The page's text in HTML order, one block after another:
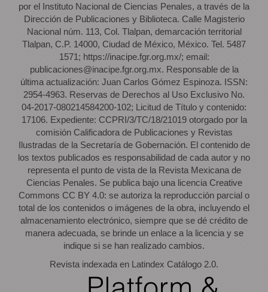
por el Instituto Nacional de Ciencias Penales, a través de la
Dirección de Publicaciones y Biblioteca. Calle Magisterio
Nacional núm. 113, Col. Tlalpan, demarcación territorial
Tlalpan, C.P. 14000, Ciudad de México, México. Tel. 5487
1571; https://inacipe.fgr.org.mx/; email:
publicaciones@inacipe.fgr.org.mx. Responsable de la
última actualización: Juan Carlos Gómez Espinoza. ISSN:
2954-4963. Reservas de Derechos al Uso Exclusivo No.
04-2017-080214584200-102; Licitud de Título y contenido:
17106. Expediente: CCPRI/3/TC/18/21019 otorgado por la
comisión Calificadora de Publicaciones y Revistas
Ilustradas de la Secretaría de Gobernación. El contenido de
los textos publicados es responsabilidad de cada autor y no
representa el punto de vista de la Revista Mexicana de
Ciencias Penales. Se publica bajo una licencia Creative
Commons CC BY 4.0: se autoriza la reproducción parcial o
total de los contenidos o imágenes de la obra, incluyendo el
almacenamiento electrónico, siempre que se dé crédito de
manera adecuada, se brinde un enlace a la licencia y se
indique si se han realizado cambios.
Revista indexada en Latindex Catálogo 2.0.